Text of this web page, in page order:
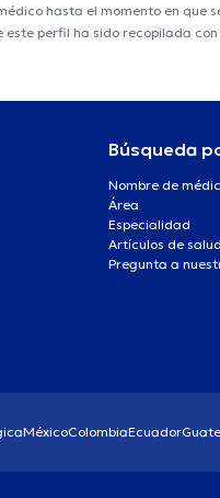
hasta el momento en que
perfil ha sido recopilada
Búsqueda
Nombre de
Área
Especialidad
Artículos de salud
Pregunta a
MéxicoColombiaEcuador